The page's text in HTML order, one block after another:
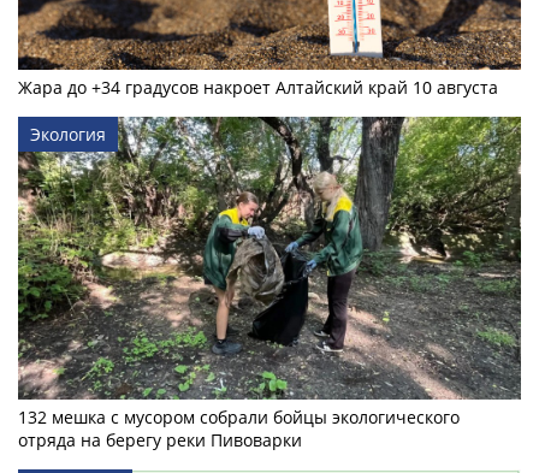
Жара до +34 градусов накроет Алтайский край 10 августа
Экология
132 мешка с мусором собрали бойцы экологического
отряда на берегу реки Пивоварки